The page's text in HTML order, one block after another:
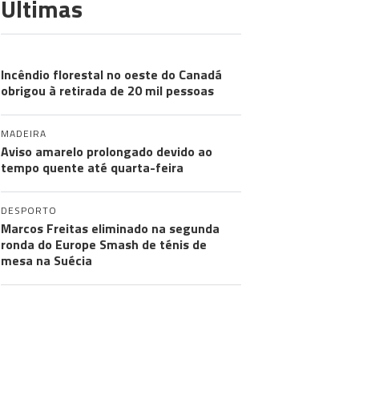
Últimas
Incêndio florestal no oeste do Canadá
obrigou à retirada de 20 mil pessoas
MADEIRA
Aviso amarelo prolongado devido ao
tempo quente até quarta-feira
DESPORTO
Marcos Freitas eliminado na segunda
ronda do Europe Smash de ténis de
mesa na Suécia